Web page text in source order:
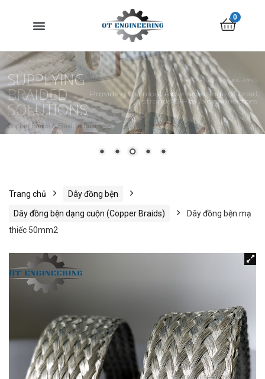
0
Trang chủ Dây đồng bện
Dây đồng bện dạng cuộn (Copper Braids)
Dây đồng bện mạ
thiếc 50mm2